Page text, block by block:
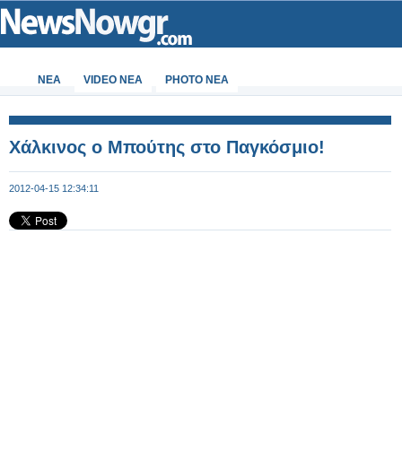
ΝΕΑ VIDEO NEA PHOTO NEA
Χάλκινος ο Μπούτης στο Παγκόσμιο!
2012-04-15 12:34:11